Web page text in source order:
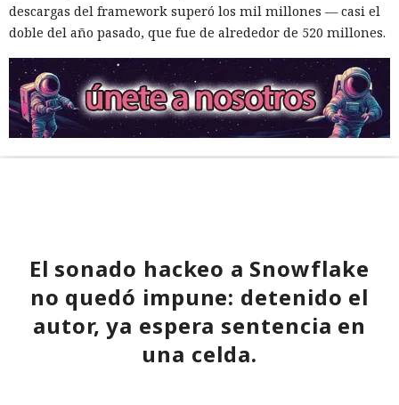
descargas del framework superó los mil millones — casi el
doble del año pasado, que fue de alrededor de 520 millones.
El sonado hackeo a Snowflake
no quedó impune: detenido el
autor, ya espera sentencia en
una celda.